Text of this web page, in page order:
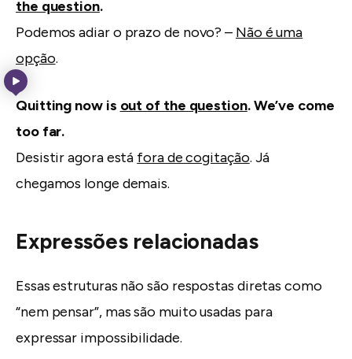
the question.
Podemos adiar o prazo de novo? – Não é uma
opção.
Quitting now is out of the question. We’ve come
too far.
Desistir agora está fora de cogitação. Já
chegamos longe demais.
Expressões relacionadas
Essas estruturas não são respostas diretas como
“nem pensar”, mas são muito usadas para
expressar impossibilidade.